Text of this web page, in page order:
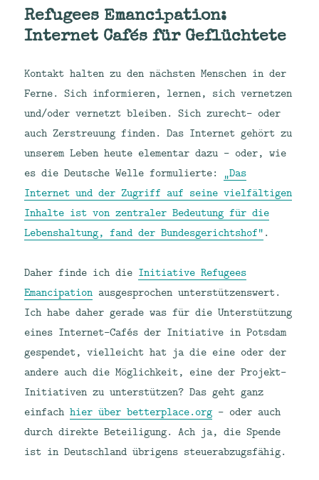
Refugees Emancipation:
Internet Cafés für Geflüchtete
Kontakt halten zu den nächsten Menschen in der
Ferne. Sich informieren, lernen, sich vernetzen
und/oder vernetzt bleiben. Sich zurecht- oder
auch Zerstreuung finden. Das Internet gehört zu
unserem Leben heute elementar dazu – oder, wie
es die Deutsche Welle formulierte: „Das
Internet und der Zugriff auf seine vielfältigen
Inhalte ist von zentraler Bedeutung für die
Lebenshaltung, fand der Bundesgerichtshof“.
Daher finde ich die Initiative Refugees
Emancipation ausgesprochen unterstützenswert.
Ich habe daher gerade was für die Unterstützung
eines Internet-Cafés der Initiative in Potsdam
gespendet, vielleicht hat ja die eine oder der
andere auch die Möglichkeit, eine der Projekt-
Initiativen zu unterstützen? Das geht ganz
einfachhier über betterplace.org – oder auch
durch direkte Beteiligung. Ach ja, die Spende
ist in Deutschland übrigens steuerabzugsfähig.